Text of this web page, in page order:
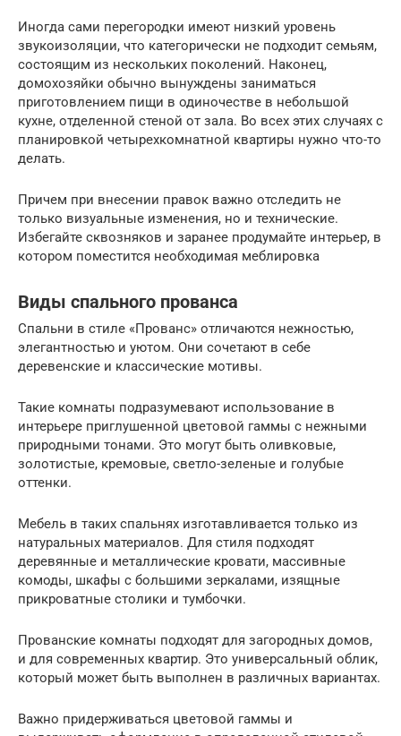
Иногда сами перегородки имеют низкий уровень
звукоизоляции, что категорически не подходит семьям,
состоящим из нескольких поколений. Наконец,
домохозяйки обычно вынуждены заниматься
приготовлением пищи в одиночестве в небольшой
кухне, отделенной стеной от зала. Во всех этих случаях с
планировкой четырехкомнатной квартиры нужно что-то
делать.
Причем при внесении правок важно отследить не
только визуальные изменения, но и технические.
Избегайте сквозняков и заранее продумайте интерьер, в
котором поместится необходимая меблировка
Виды спального прованса
Спальни в стиле «Прованс» отличаются нежностью,
элегантностью и уютом. Они сочетают в себе
деревенские и классические мотивы.
Такие комнаты подразумевают использование в
интерьере приглушенной цветовой гаммы с нежными
природными тонами. Это могут быть оливковые,
золотистые, кремовые, светло-зеленые и голубые
оттенки.
Мебель в таких спальнях изготавливается только из
натуральных материалов. Для стиля подходят
деревянные и металлические кровати, массивные
комоды, шкафы с большими зеркалами, изящные
прикроватные столики и тумбочки.
Прованские комнаты подходят для загородных домов,
и для современных квартир. Это универсальный облик,
который может быть выполнен в различных вариантах.
Важно придерживаться цветовой гаммы и